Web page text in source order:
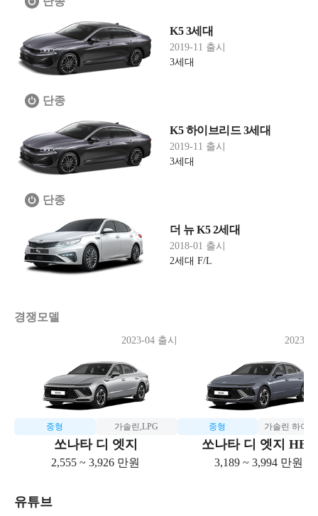
K5 3세대
2019-11 출시
3세대
단종
K5 하이브리드 3세대
2019-11 출시
3세대
단종
더 뉴 K5 2세대
2018-01 출시
2세대 F/L
경쟁모델
중형 가솔린,LPG
쏘나타 디 엣지
2023-04 출시
2,555 ~ 3,926 만원
중형 가솔린 하이
쏘나타 디 엣지 HEV
2023-
3,189 ~ 3,994 만원
유튜브